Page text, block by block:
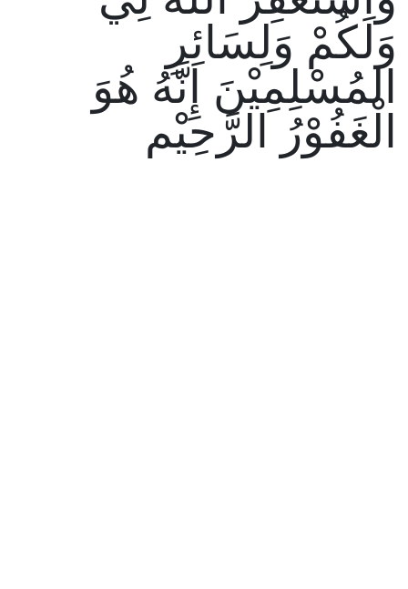
وَلَكُمْ وَلِسَائِرِ
المُسْلِمِيْنَ إِنَّهُ هُوَ
الْغَفُوْرُ الرَّحِيْم